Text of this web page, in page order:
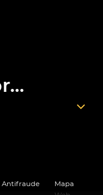
Antifraude
Mapa